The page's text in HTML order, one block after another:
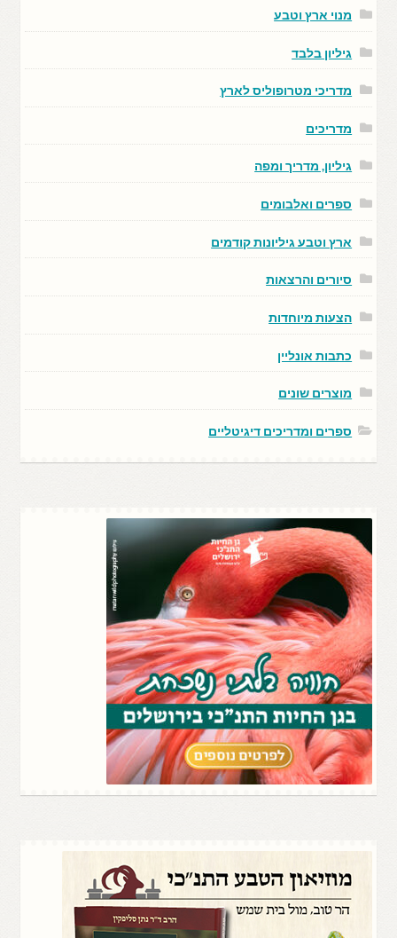
מנוי ארץ וטבע
גיליון בלבד
מדריכי מטרופוליס לארץ
מדריכים
גיליון, מדריך ומפה
ספרים ואלבומים
ארץ וטבע גיליונות קודמים
סיורים והרצאות
הצעות מיוחדות
כתבות אונליין
מוצרים שונים
ספרים ומדריכים דיגיטליים